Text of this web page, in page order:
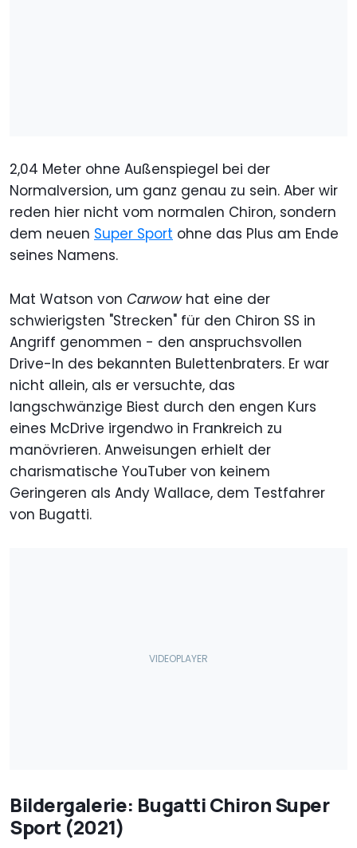
2,04 Meter ohne Außenspiegel bei der
Normalversion, um ganz genau zu sein. Aber wir
reden hier nicht vom normalen Chiron, sondern
dem neuen Super Sport ohne das Plus am Ende
seines Namens.
Mat Watson von Carwowhat eine der
schwierigsten "Strecken" für den Chiron SS in
Angriff genommen - den anspruchsvollen
Drive-In des bekannten Bulettenbraters. Er war
nicht allein, als er versuchte, das
langschwänzige Biest durch den engen Kurs
eines McDrive irgendwo in Frankreich zu
manövrieren. Anweisungen erhielt der
charismatische YouTuber von keinem
Geringeren als Andy Wallace, dem Testfahrer
von Bugatti.
Bildergalerie: Bugatti Chiron Super
Sport (2021)